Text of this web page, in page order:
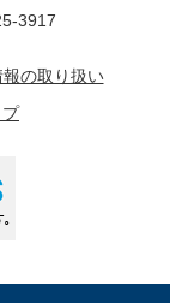
3917
の取り扱い